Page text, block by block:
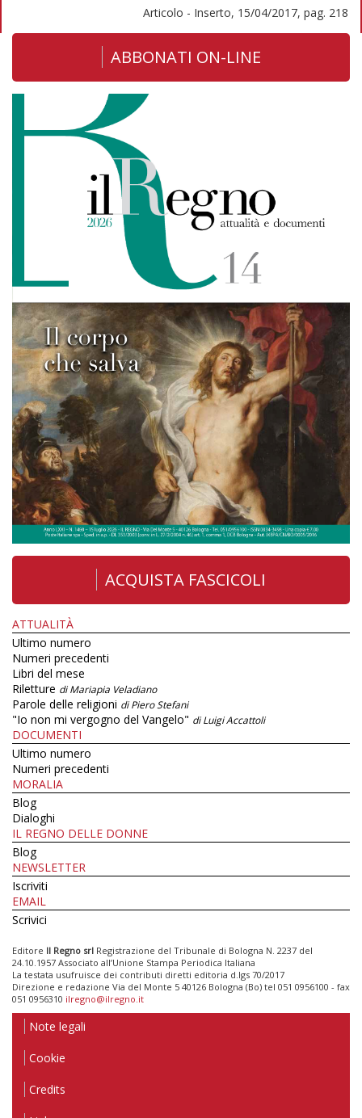
Articolo - Inserto, 15/04/2017, pag. 218
ABBONATI ON-LINE
ACQUISTA FASCICOLI
ATTUALITÀ
Ultimo numero
Numeri precedenti
Libri del mese
Riletture di Mariapia Veladiano
Parole delle religioni di Piero Stefani
"Io non mi vergogno del Vangelo" di Luigi Accattoli
DOCUMENTI
Ultimo numero
Numeri precedenti
MORALIA
Blog
Dialoghi
IL REGNO DELLE DONNE
Blog
NEWSLETTER
Iscriviti
EMAIL
Scrivici
Editore Il Regno srl Registrazione del Tribunale di Bologna N. 2237 del
24.10.1957 Associato all’Unione Stampa Periodica Italiana
La testata usufruisce dei contributi diretti editoria d.lgs 70/2017
Direzione e redazione Via del Monte 5 40126 Bologna (Bo) tel 051 0956100 - fax
051 0956310 ilregno@ilregno.it
Note legali
Cookie
Credits